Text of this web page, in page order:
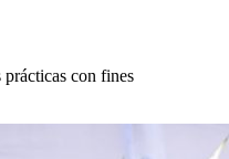
con fines